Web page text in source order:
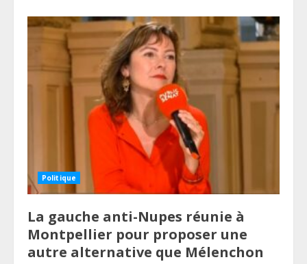
Politique
La gauche anti-Nupes réunie à
Montpellier pour proposer une
autre alternative que Mélenchon